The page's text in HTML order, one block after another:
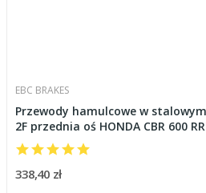
EBC BRAKES
Przewody hamulcowe w stalowym
2F przednia oś HONDA CBR 600
338,40 zł